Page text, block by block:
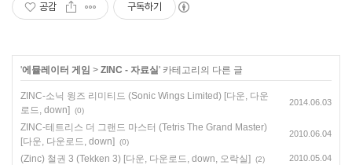
공감 구독하기
'에뮬레이터 게임 > ZINC - 자료실' 카테고리의 다른 글
ZINC-소닉 윙즈 리미티드 (Sonic Wings Limited) [다운, 다운
로드, down]
(0)
2014.06.03
ZINC-테트리스 더 그랜드 마스터 (Tetris The Grand Master)
[다운, 다운로드, down]
(0)
2010.06.04
(Zinc) 철권 3 (Tekken 3) [다운, 다운로드, down, 오락실] (2) 2010.05.04